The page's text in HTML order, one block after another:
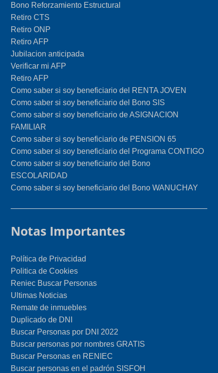
Bono Reforzamiento Estructural
Retiro CTS
Retiro ONP
Retiro AFP
Jubilacion anticipada
Verificar mi AFP
Retiro AFP
Como saber si soy beneficiario del RENTA JOVEN
Como saber si soy beneficiario del Bono SIS
Como saber si soy beneficiario de ASIGNACION
FAMILIAR
Como saber si soy beneficiario de PENSION 65
Como saber si soy beneficiario del Programa CONTIGO
Como saber si soy beneficiario del Bono
ESCOLARIDAD
Como saber si soy beneficiario del Bono WANUCHAY
Notas Importantes
Política de Privacidad
Politica de Cookies
Reniec Buscar Personas
Ultimas Noticias
Remate de inmuebles
Duplicado de DNI
Buscar Personas por DNI 2022
Buscar personas por nombres GRATIS
Buscar Personas en RENIEC
Buscar personas en el padrón SISFOH